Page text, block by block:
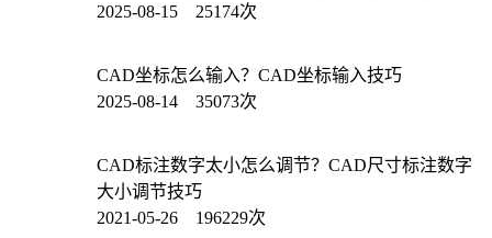
2025-08-15 25174次
CAD坐标怎么输入？CAD坐标输入技巧
2025-08-14 35073次
CAD标注数字太小怎么调节？CAD尺寸标注数字
大小调节技巧
2021-05-26 196229次